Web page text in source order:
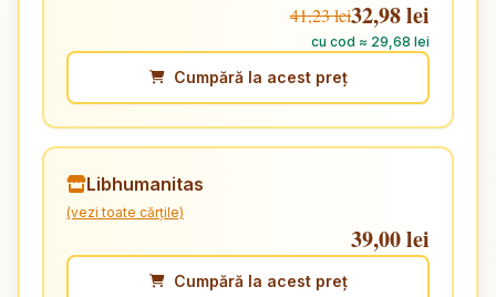
41,23 lei32,98 lei
cu cod ≈ 29,68 lei
Cumpără la acest preț
Libhumanitas
(vezi toate cărțile)
39,00 lei
Cumpără la acest preț